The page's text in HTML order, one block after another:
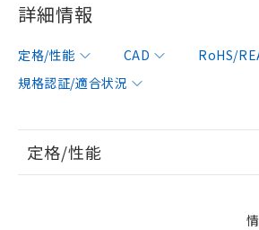
詳細情報
定格/性能 CAD
RoHS/
規格認証/適合状況
定格/性能